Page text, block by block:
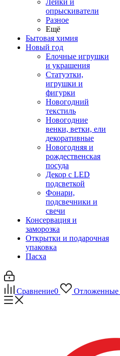
Лейки и
опрыскиватели
Разное
Ещё
Бытовая химия
Новый год
Елочные игрушки
и украшения
Статуэтки,
игрушки и
фигурки
Новогодний
текстиль
Новогодние
венки, ветки, ели
декоративные
Новогодняя и
рождественская
посуда
Декор с LED
подсветкой
Фонари,
подсвечники и
свечи
Консервация и
заморозка
Открытки и подарочная
упаковка
Пасха
Сравнение0 Отложенные